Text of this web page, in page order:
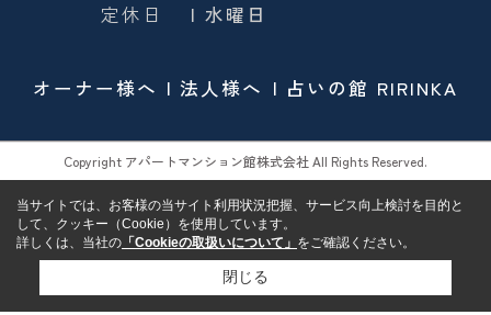
定休日
| 水曜日
オーナー様へ 法人様へ 占いの館 RIRINKA
Copyright アパートマンション館株式会社 All Rights Reserved.
当サイトでは、お客様の当サイト利用状況把握、サービス向上検討を目的と
して、クッキー（Cookie）を使用しています。
詳しくは、当社の 「Cookieの取扱いについて」 をご確認ください。
閉じる